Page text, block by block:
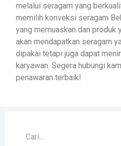
melalui seragam yang
memilih konveksi seragam
yang memuaskan dan produk
akan mendapatkan seragam
dipakai tetapi juga dapat
karyawan. Segera hubungi
penawaran terbaik!